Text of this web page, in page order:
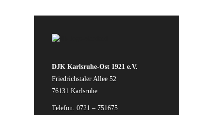
DJK Karlsruhe-Ost 1921 e.V.
Friedrichstaler Allee 52
76131 Karlsruhe
Telefon: 0721 – 751675